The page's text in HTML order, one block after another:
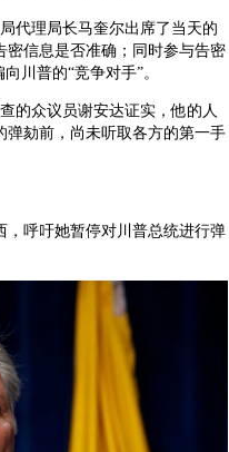
代理局长马奎尔出席了当天的
信息是否准确；同时参与告密
川普的“竞争对手”。
的众议员谢安达证实，他的人
弹劾前，尚未听取各方的第一手
，呼吁她暂停对川普总统进行弹